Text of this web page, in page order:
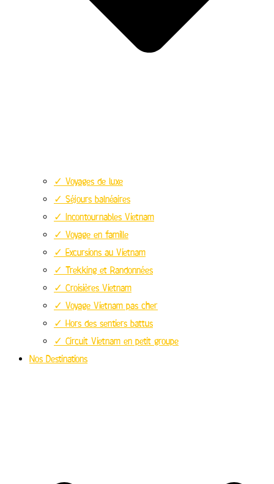
✓ Voyages de luxe
✓ Séjours balnéaires
✓ Incontournables Vietnam
✓ Voyage en famille
✓ Excursions au Vietnam
✓ Trekking et Randonnées
✓ Croisières Vietnam
✓ Voyage Vietnam pas cher
✓ Hors des sentiers battus
✓ Circuit Vietnam en petit groupe
Nos Destinations